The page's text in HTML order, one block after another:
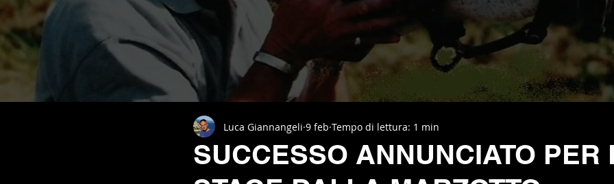
SUCCESSO ANNUNCIATO PER
Luca Giannangeli 9 feb Tempo di lettura: 1 min